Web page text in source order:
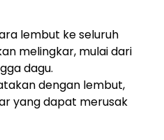
lembut ke seluruh
melingkar, mulai dari
dagu.
dengan lembut,
yang dapat merusak